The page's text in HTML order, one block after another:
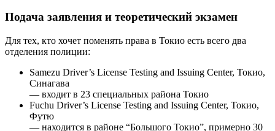
Подача заявления и теоретический экзамен
Для тех, кто хочет поменять права в Токио есть всего два
отделения полиции:
Samezu Driver’s License Testing and Issuing Center, Токио,
Синагава
— входит в 23 специальных района Токио
Fuchu Driver’s License Testing and Issuing Center, Токио,
Футю
— находится в районе “Большого Токио”, примерно 30